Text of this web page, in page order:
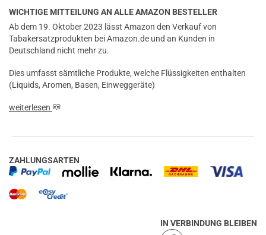
WICHTIGE MITTEILUNG AN ALLE AMAZON BESTELLER
Ab dem 19. Oktober 2023 lässt Amazon den Verkauf von
Tabakersatzprodukten bei Amazon.de und an Kunden in
Deutschland nicht mehr zu.
Dies umfasst sämtliche Produkte, welche Flüssigkeiten enthalten
(Liquids, Aromen, Basen, Einweggeräte)
weiterlesen
ZAHLUNGSARTEN
IN VERBINDUNG BLEIBEN